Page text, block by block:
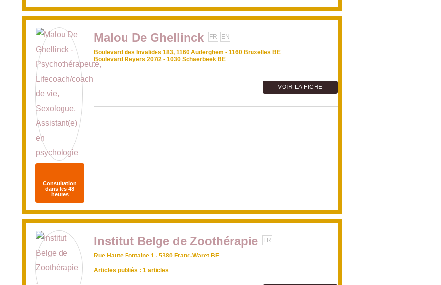
Consultation
dans les 48
heures
Malou De Ghellinck FR EN
Boulevard des Invalides 183, 1160 Auderghem - 1160 Bruxelles BE
Boulevard Reyers 207/2 - 1030 Schaerbeek BE
VOIR LA FICHE
Institut Belge de Zoothérapie FR
Rue Haute Fontaine 1 - 5380 Franc-Waret BE
Articles publiés : 1 articles